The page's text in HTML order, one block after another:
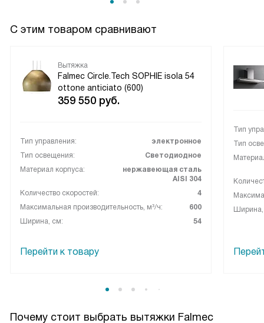
С этим товаром сравнивают
Вытяжка
Falmec Circle.Tech SOPHIE isola 54
ottone anticiato (600)
359 550 руб.
Тип управления:
электронное
Тип освещения:
Светодиодное
Материал корпуса:
нержавеющая сталь
AISI 304
Количество скоростей:
4
Максимальная производительность, м³/ч:
600
Ширина, см:
54
Перейти к товару
Тип
Тип
Почему стоит выбрать вытяжки Falmec